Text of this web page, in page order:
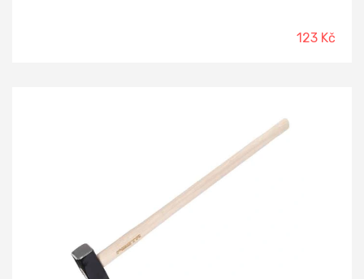
123 Kč